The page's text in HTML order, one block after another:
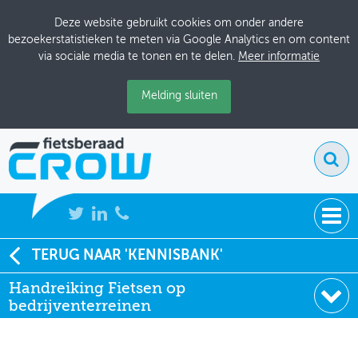
Deze website gebruikt cookies om onder andere
bezoekerstatistieken te meten via Google Analytics en om content
via sociale media te tonen en te delen. Meer informatie
Melding sluiten
NIEUWS
BIJEENKOMSTEN
KENNISBANK
TERUG NAAR 'KENNISBANK'
Handreiking Fietsen op
bedrijventerreinen
Soort:
Notities
Uitgever:
CROW-Fietsberaad
Datum:
05-08-2025